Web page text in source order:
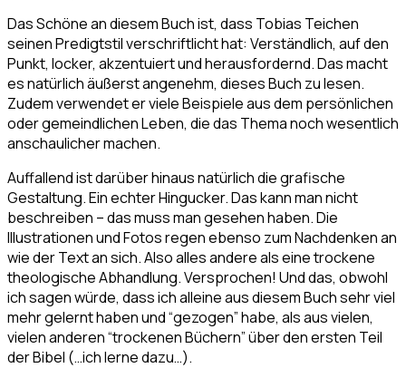
Das Schöne an diesem Buch ist, dass Tobias Teichen
seinen Predigtstil verschriftlicht hat: Verständlich, auf den
Punkt, locker, akzentuiert und herausfordernd. Das macht
es natürlich äußerst angenehm, dieses Buch zu lesen.
Zudem verwendet er viele Beispiele aus dem persönlichen
oder gemeindlichen Leben, die das Thema noch wesentlich
anschaulicher machen.
Auffallend ist darüber hinaus natürlich die grafische
Gestaltung. Ein echter Hingucker. Das kann man nicht
beschreiben – das muss man gesehen haben. Die
Illustrationen und Fotos regen ebenso zum Nachdenken an
wie der Text an sich. Also alles andere als eine trockene
theologische Abhandlung. Versprochen! Und das, obwohl
ich sagen würde, dass ich alleine aus diesem Buch sehr viel
mehr gelernt haben und “gezogen” habe, als aus vielen,
vielen anderen “trockenen Büchern” über den ersten Teil
der Bibel (…ich lerne dazu…).